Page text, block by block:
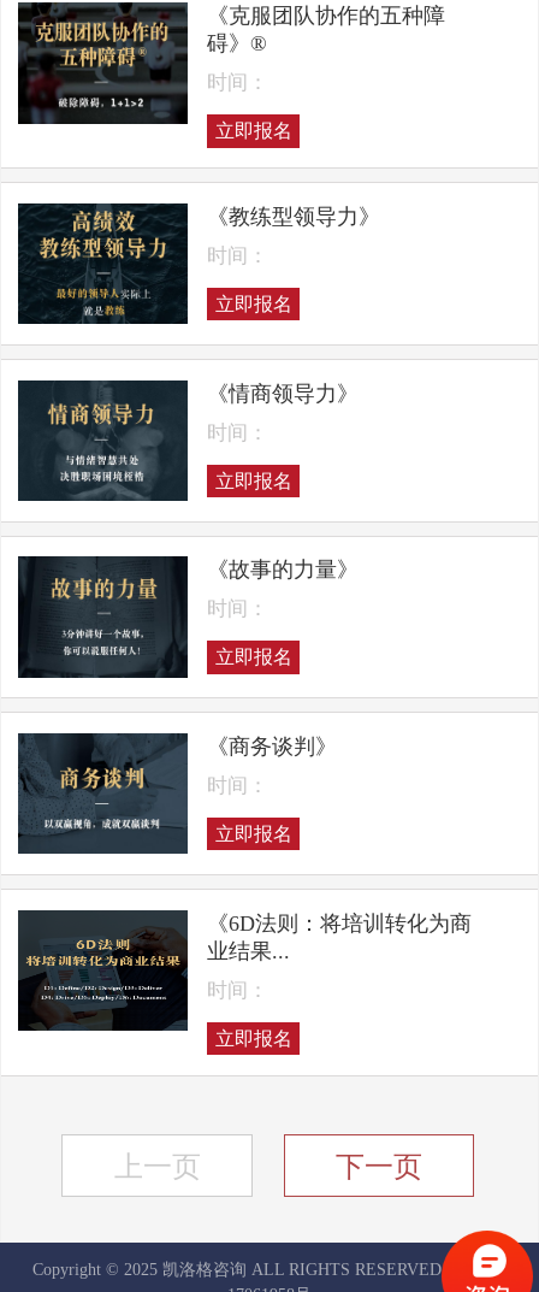
《克服团队协作的五种障
碍》®
时间：
立即报名
《教练型领导力》
时间：
立即报名
《情商领导力》
时间：
立即报名
《故事的力量》
时间：
立即报名
《商务谈判》
时间：
立即报名
《6D法则：将培训转化为商
业结果...
时间：
立即报名
上一页 下一页
Copyright © 2025 凯洛格咨询 ALL RIGHTS RESERVED
京ICP备